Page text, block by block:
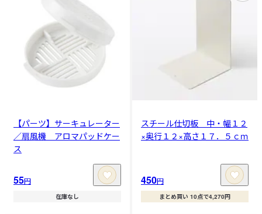
【パーツ】サーキュレーター
／扇風機 アロマパッドケー
ス
55円
在庫なし
スチール仕切板 中・幅１２
×奥行１２×高さ１７．５ｃｍ
450円
まとめ買い 10点で4,270円